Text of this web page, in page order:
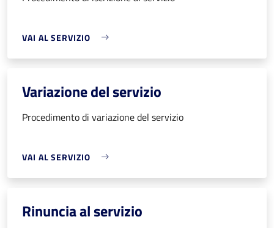
VAI AL SERVIZIO
Variazione del servizio
Procedimento di variazione del servizio
VAI AL SERVIZIO
Rinuncia al servizio